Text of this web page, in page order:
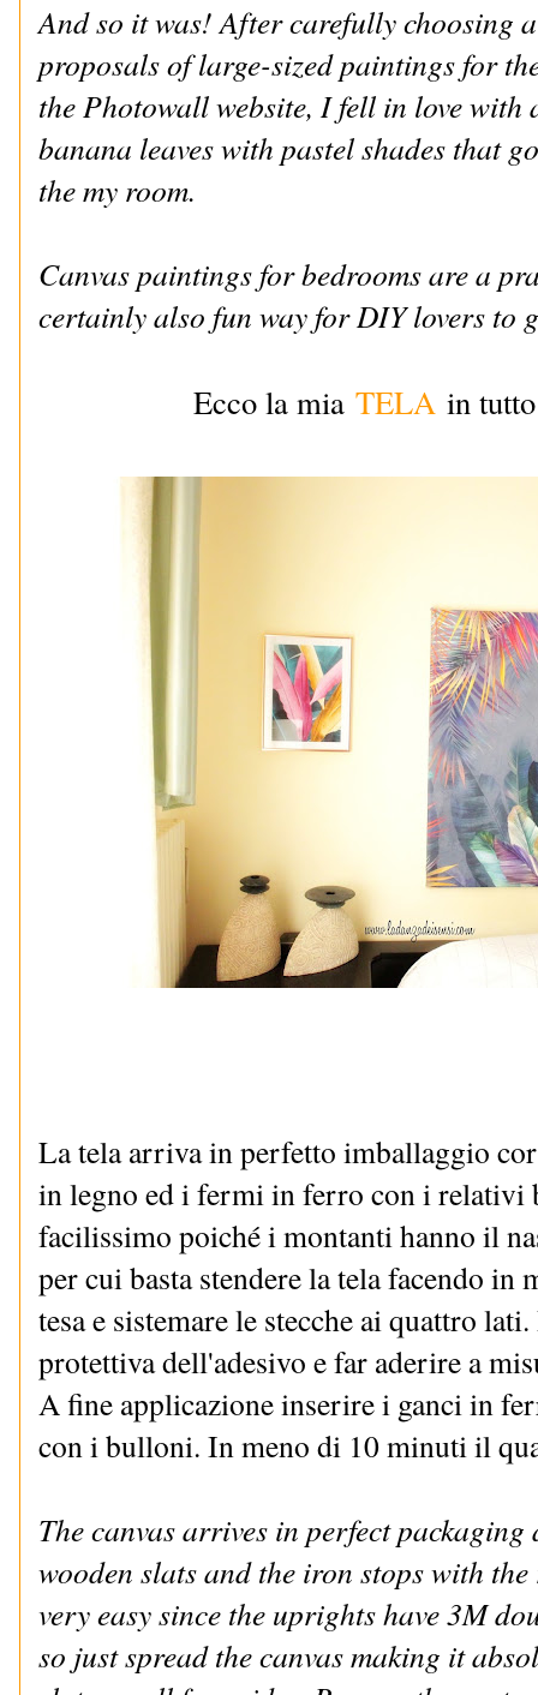
And so it was! After carefully choosing
proposals of large-sized paintings for
the Photowall website, I fell in love
banana leaves with pastel shades that
the my room.
Canvas paintings for bedrooms are a
certainly also fun way for DIY lovers to
Ecco la mia TELA in
La tela arriva in perfetto imballaggio
in legno ed i fermi in ferro con i
facilissimo poiché i montanti hanno il
per cui basta stendere la tela facendo in
tesa e sistemare le stecche ai quattro
protettiva dell'adesivo e far aderire a
A fine applicazione inserire i ganci in
con i bulloni. In meno di 10 minuti il
The canvas arrives in perfect
wooden slats and the iron stops with
very easy since the uprights have 3M
so just spread the canvas making it